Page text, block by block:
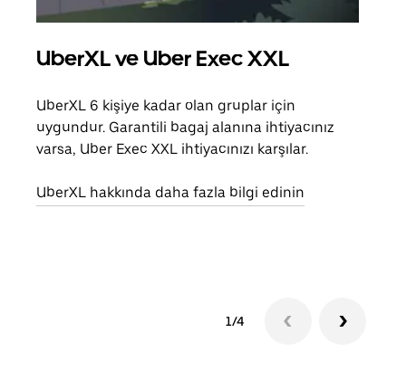
UberXL ve Uber Exec XXL
UberXL 6 kişiye kadar olan gruplar için
uygundur. Garantili bagaj alanına ihtiyacınız
varsa, Uber Exec XXL ihtiyacınızı karşılar.
UberXL hakkında daha fazla bilgi edinin
1/4